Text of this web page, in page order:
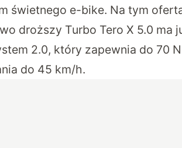
świetnego e-bike. Na tym
droższy Turbo Tero X 5.0 ma
2.0, który zapewnia do 70
do 45 km/h.